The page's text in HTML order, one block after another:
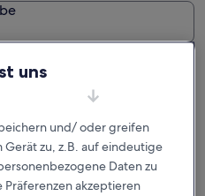
Rückgabedatum
24. Aug.
Rückgabezeit
uns
und/ oder greifen
zu, z.B. auf eindeutige
Daten zu
akzeptieren